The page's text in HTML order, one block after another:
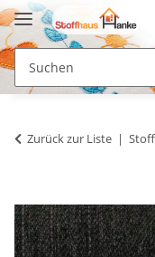
Zurück zur Liste